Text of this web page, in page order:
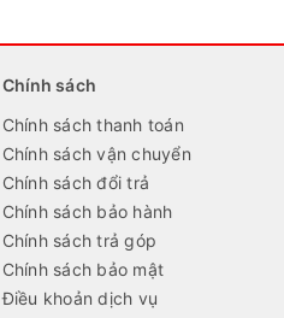
Chính sách
Chính sách thanh toán
Chính sách vận chuyển
Chính sách đổi trả
Chính sách bảo hành
Chính sách trả góp
Chính sách bảo mật
Điều khoản dịch vụ